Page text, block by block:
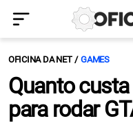
OFICINA DA NET GAMES
Quanto
para rodar